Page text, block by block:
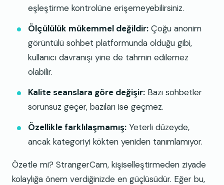
eşleştirme kontrolüne erişemeyebilirsiniz.
Ölçülülük mükemmel değildir: Çoğu anonim
görüntülü sohbet platformunda olduğu gibi,
kullanıcı davranışı yine de tahmin edilemez
olabilir.
Kalite seanslara göre değişir: Bazı sohbetler
sorunsuz geçer, bazıları ise geçmez.
Özellikle farklılaşmamış: Yeterli düzeyde,
ancak kategoriyi kökten yeniden tanımlamıyor.
Özetle mi? StrangerCam, kişiselleştirmeden ziyade
kolaylığa önem verdiğinizde en güçlüsüdür. Eğer bu,